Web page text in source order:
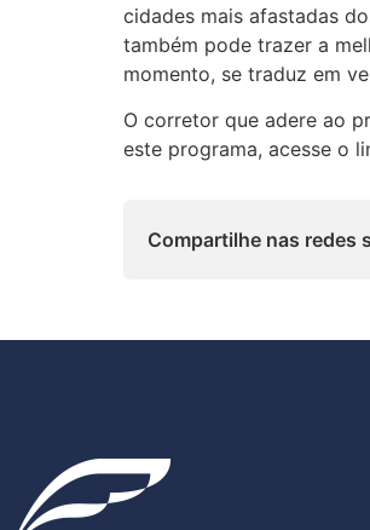
cidades mais afastadas
também pode trazer a
momento, se traduz em
O corretor que adere ao
este programa, acesse o
Compartilhe nas redes